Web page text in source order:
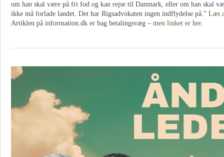
om han skal være på fri fod og kan rejse til Danmark, eller om han skal
ikke må forlade landet. Det har Rigsadvokaten ingen indflydelse på.” Læs
Artiklen på information.dk er bag betalingsvæg – men linket er her.